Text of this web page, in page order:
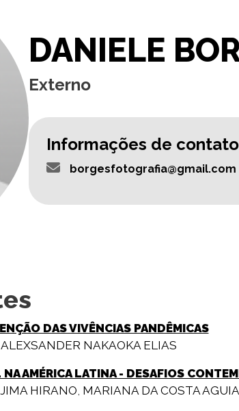
DANIELE
Externo
Informações de contato
borgesfotografia@gmail.com
DAS VIVÊNCIAS PANDÊMICAS
ALEXSANDER NAKAOKA ELIAS
AMÉRICA LATINA - DESAFIOS
HIRANO, MARIANA DA COSTA